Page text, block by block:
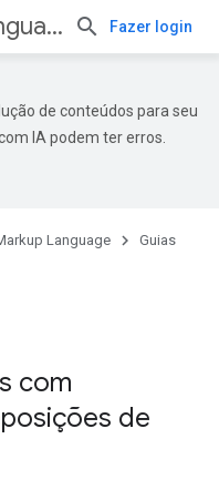
Keyhole Markup Language Fazer login
de conteúdos para seu
IA podem ter erros.
Language Guias
com
de